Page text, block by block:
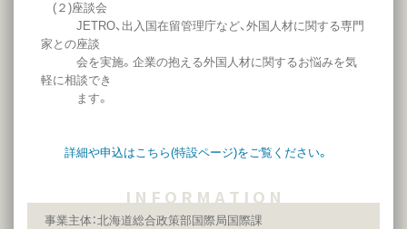
(２)座談会
JETRO、出入国在留管理庁など、外国人材に関する専門
家との座談
会を実施。企業の抱える外国人材に関するお悩みを気
軽に相談でき
ます。
詳細や申込はこちら(特設ページ)をご覧ください。
I N F O R M A T I O N
事業主体：北海道総合政策部国際局国際課